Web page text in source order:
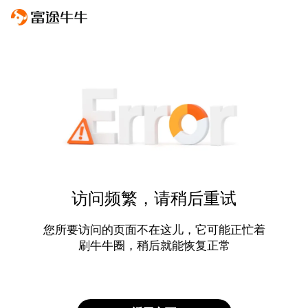
访问频繁，请稍后重试
您所要访问的页面不在这儿，它可能正忙着
刷牛牛圈，稍后就能恢复正常